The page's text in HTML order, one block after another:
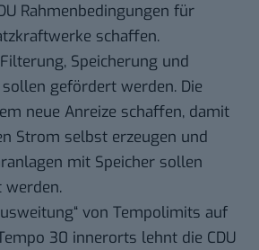
Rahmenbedingungen für
schaffen.
Speicherung und
gefördert werden. Die
neue Anreize schaffen, damit
Strom selbst erzeugen und
mit Speicher sollen
werden.
von Tempolimits auf
30 innerorts lehnt die CDU